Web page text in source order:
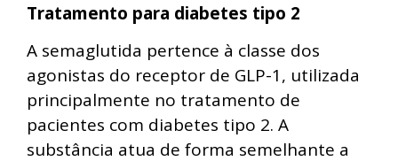
Tratamento para diabetes tipo 2
A semaglutida pertence à classe dos
agonistas do receptor de GLP-1, utilizada
principalmente no tratamento de
pacientes com diabetes tipo 2. A
substância atua de forma semelhante a